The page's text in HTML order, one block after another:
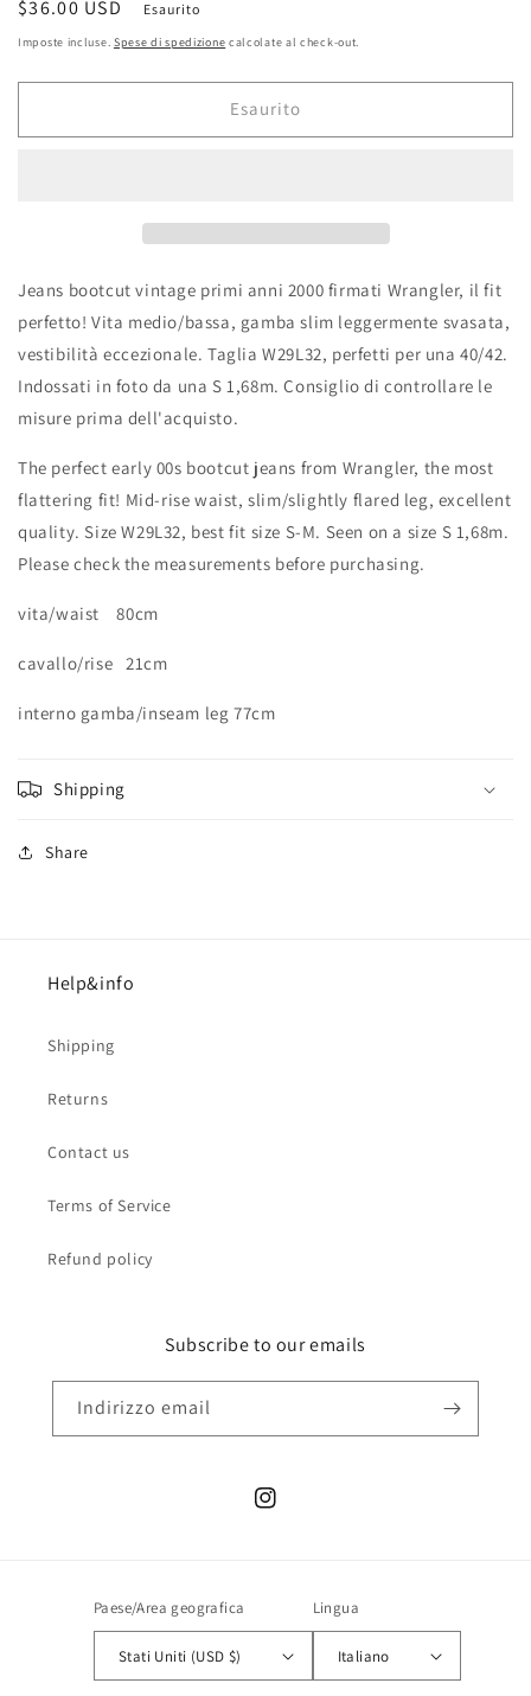
Prezzo
di
$36.00 USD Esaurito
Imposte incluse. Spese di spedizione calcolate al check-out.
Esaurito
Jeans bootcut vintage primi anni 2000 firmati Wrangler, il fit
perfetto! Vita medio/bassa, gamba slim leggermente svasata,
vestibilità eccezionale. Taglia W29L32, perfetti per una 40/42.
Indossati in foto da una S 1,68m. Consiglio di controllare le
misure prima dell'acquisto.
The perfect early 00s bootcut jeans from Wrangler, the most
flattering fit! Mid-rise waist, slim/slightly flared leg, excellent
quality. Size W29L32, best fit size S-M. Seen on a size S 1,68m.
Please check the measurements before purchasing.
vita/waist 80cm
cavallo/rise 21cm
interno gamba/inseam leg 77cm
Shipping
Share
Help&info
Shipping
Returns
Contact us
Terms of Service
Refund policy
Subscribe to our emails
Indirizzo email
Instagram
Paese/Area geografica
Stati Uniti (USD $)
Lingua
Italiano